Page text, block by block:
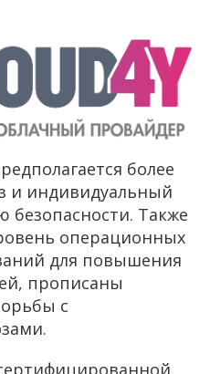
более
и индивидуальный
безопасности. Также
операционных
для повышения
прописаны
с